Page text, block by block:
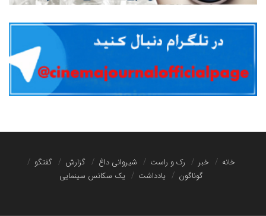
خانه خبر رک و راست شیروانی داغ گزارش
گفتگو
گوناگون
یادداشت یک سکانس سینمایی